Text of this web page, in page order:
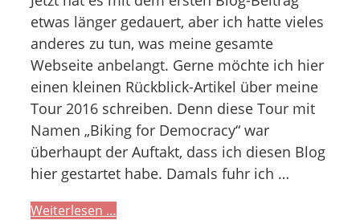
etwas länger gedauert, aber ich hatte vieles
anderes zu tun, was meine gesamte
Webseite anbelangt. Gerne möchte ich hier
einen kleinen Rückblick-Artikel über meine
Tour 2016 schreiben. Denn diese Tour mit
Namen „Biking for Democracy“ war
überhaupt der Auftakt, dass ich diesen Blog
hier gestartet habe. Damals fuhr ich …
Weiterlesen …